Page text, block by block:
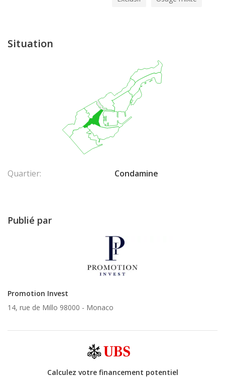
Situation
Quartier: Condamine
Publié par
Promotion Invest
14, rue de Millo 98000 - Monaco
Calculez votre financement potentiel